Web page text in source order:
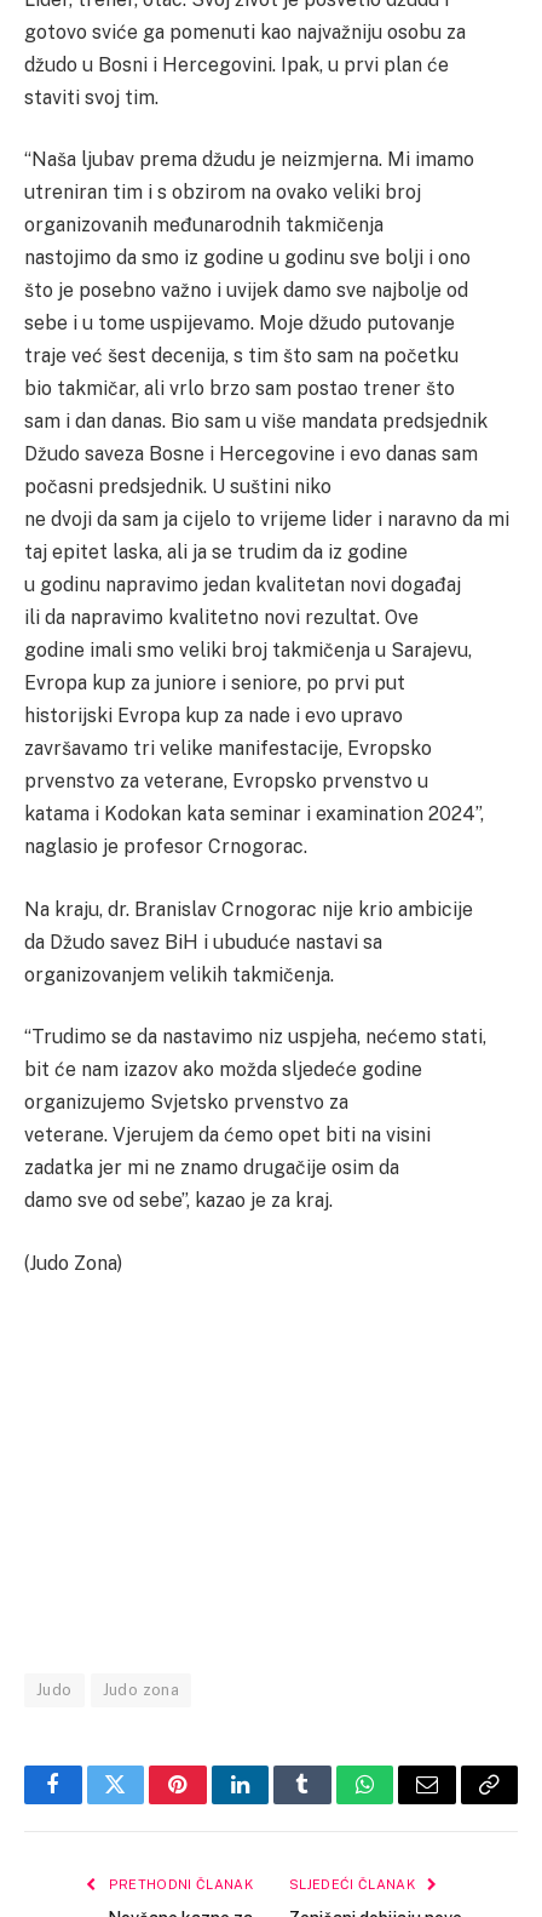
gotovo sviće ga pomenuti kao najvažniju osobu za
džudo u Bosni i Hercegovini. Ipak, u prvi plan će
staviti svoj tim.
“Naša ljubav prema džudu je neizmjerna. Mi imamo
utreniran tim i s obzirom na ovako veliki broj
organizovanih međunarodnih takmičenja
nastojimo da smo iz godine u godinu sve bolji i ono
što je posebno važno i uvijek damo sve najbolje od
sebe i u tome uspijevamo. Moje džudo putovanje
traje već šest decenija, s tim što sam na početku
bio takmičar, ali vrlo brzo sam postao trener što
sam i dan danas. Bio sam u više mandata predsjednik
Džudo saveza Bosne i Hercegovine i evo danas sam
počasni predsjednik. U suštini niko
ne dvoji da sam ja cijelo to vrijeme lider i naravno da mi
taj epitet laska, ali ja se trudim da iz godine
u godinu napravimo jedan kvalitetan novi događaj
ili da napravimo kvalitetno novi rezultat. Ove
godine imali smo veliki broj takmičenja u Sarajevu,
Evropa kup za juniore i seniore, po prvi put
historijski Evropa kup za nade i evo upravo
završavamo tri velike manifestacije, Evropsko
prvenstvo za veterane, Evropsko prvenstvo u
katama i Kodokan kata seminar i examination 2024”,
naglasio je profesor Crnogorac.
Na kraju, dr. Branislav Crnogorac nije krio ambicije
da Džudo savez BiH i ubuduće nastavi sa
organizovanjem velikih takmičenja.
“Trudimo se da nastavimo niz uspjeha, nećemo stati,
bit će nam izazov ako možda sljedeće godine
organizujemo Svjetsko prvenstvo za
veterane. Vjerujem da ćemo opet biti na visini
zadatka jer mi ne znamo drugačije osim da
damo sve od sebe”, kazao je za kraj.
(Judo Zona)
Judo Judo zona
FacebookTwitterPinterestLinkedInTumblrWhatsApp
Email Copy
PRETHODNI ČLANAK SLJEDEĆI ČLANAK